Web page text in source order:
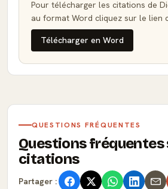
Pour télécharger les citations de
au format Word cliquez sur le lien
Télécharger en Word
QUESTIONS FRÉQUENTES
Questions fréquentes
citations
Partager :